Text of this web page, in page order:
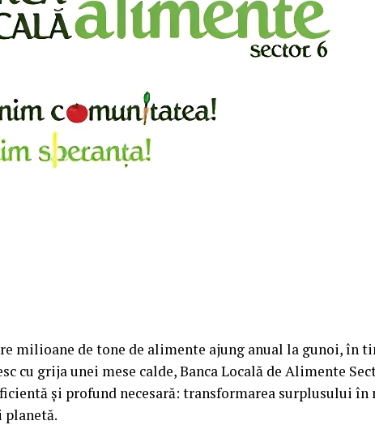
milioane de tone de alimente ajung anual la gunoi, în
cu grija unei mese calde, Banca Locală de Alimente
și profund necesară: transformarea surplusului în
planetă.